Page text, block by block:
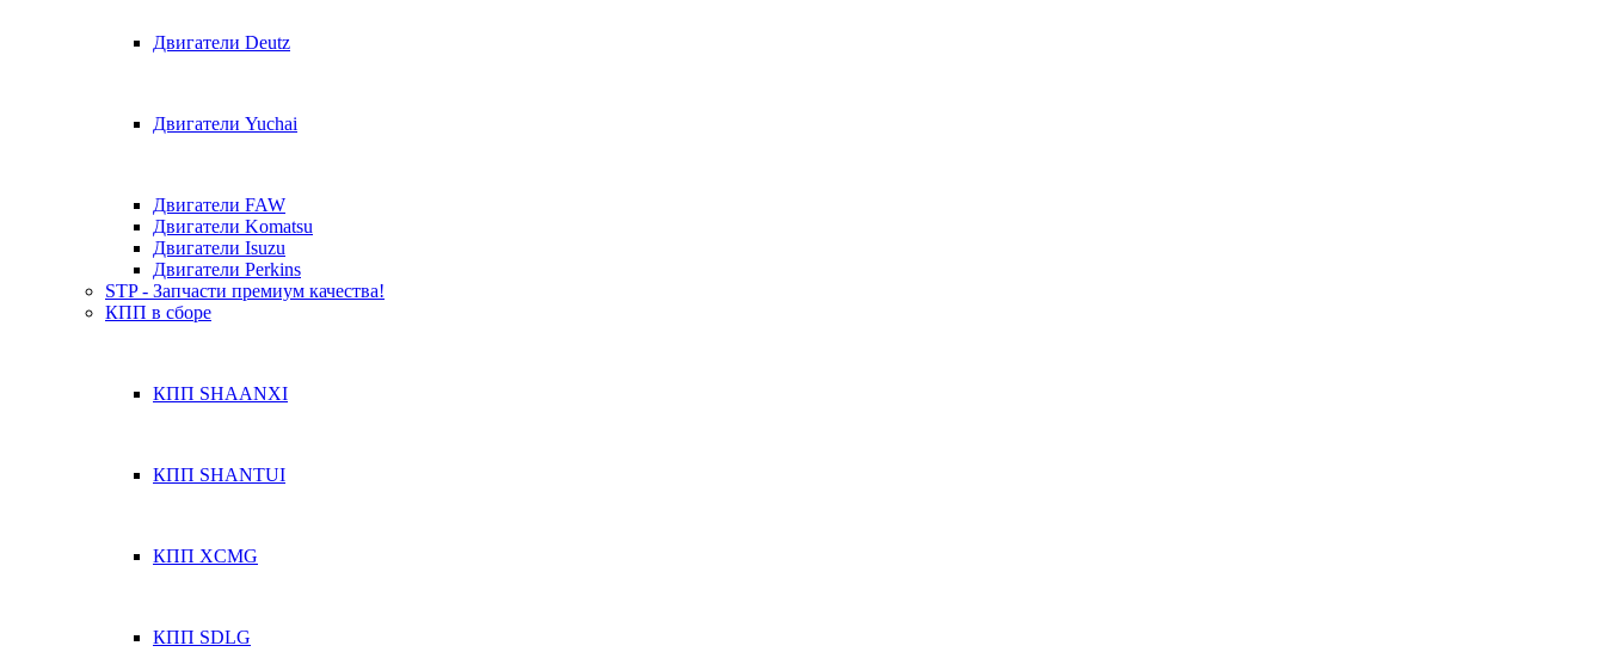
Двигатели Deutz
Двигатели Yuchai
Двигатели FAW
Двигатели Komatsu
Двигатели Isuzu
Двигатели Perkins
STP - Запчасти премиум качества!
КПП в сборе
КПП SHAANXI
КПП SHANTUI
КПП XCMG
КПП SDLG